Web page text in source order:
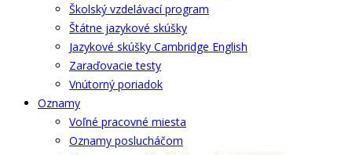
Školský vzdelávací program
Štátne jazykové skúšky
Jazykové skúšky Cambridge English
Zaraďovacie testy
Vnútorný poriadok
Oznamy
Voľné pracovné miesta
Oznamy poslucháčom